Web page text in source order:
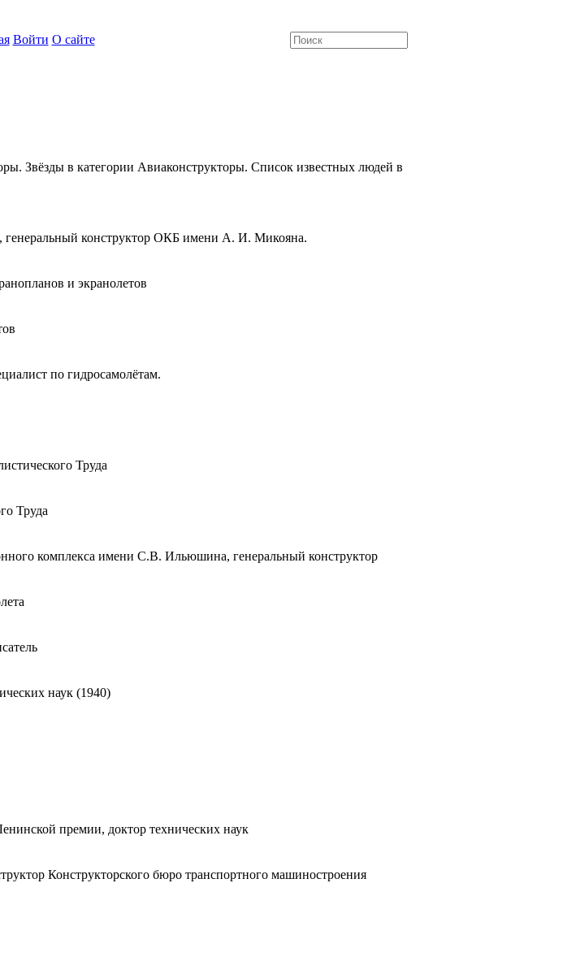
Войти О сайте
Звёзды в категории Авиаконструкторы. Список известных людей в
генеральный конструктор ОКБ имени А. И. Микояна.
и экранолетов
по гидросамолётам.
Труда
Труда
комплекса имени С.В. Ильюшина, генеральный конструктор
наук (1940)
премии, доктор технических наук
Конструкторского бюро транспортного машиностроения